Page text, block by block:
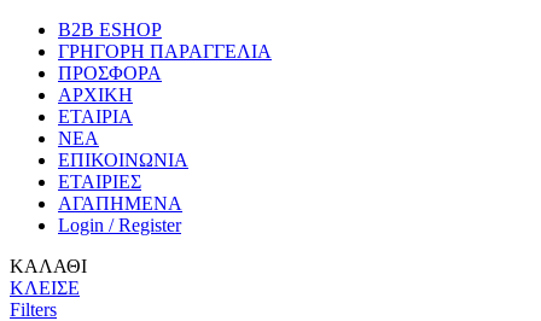
B2B ESHOP
ΓΡΗΓΟΡΗ ΠΑΡΑΓΓΕΛΙΑ
ΠΡΟΣΦΟΡΑ
ΑΡΧΙΚΗ
ΕΤΑΙΡΙΑ
ΝΕΑ
ΕΠΙΚΟΙΝΩΝΙΑ
ΕΤΑΙΡΙΕΣ
ΑΓΑΠΗΜΕΝΑ
Login / Register
ΚΑΛΑΘΙ
ΚΛΕΙΣΕ
Filters